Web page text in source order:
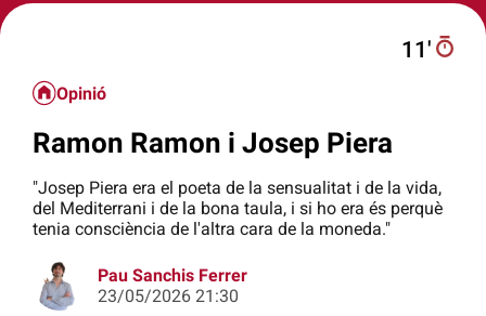
11′
Opinió
Ramon Ramon i Josep Piera
"Josep Piera era el poeta de la sensualitat i de la vida,
del Mediterrani i de la bona taula, i si ho era és perquè
tenia consciència de l'altra cara de la moneda."
Pau Sanchis Ferrer
23/05/2026 21:30